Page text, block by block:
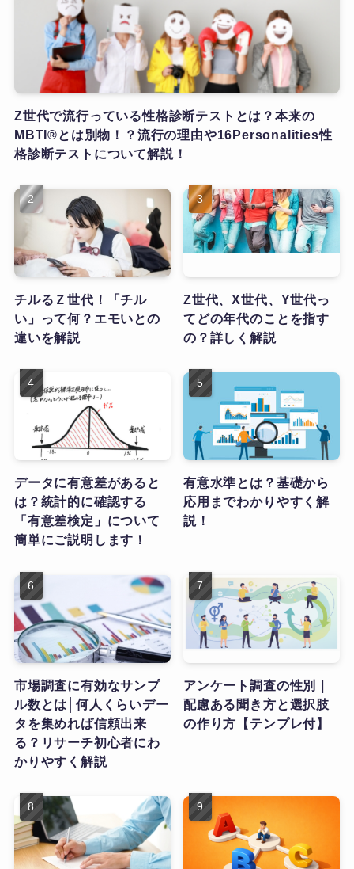
Z世代で流行っている性格診断テストとは？本来の
MBTI®とは別物！？流行の理由や16Personalities性
格診断テストについて解説！
チルるＺ世代！「チル
い」って何？エモいとの
違いを解説
Z世代、X世代、Y世代っ
てどの年代のことを指す
の？詳しく解説
データに有意差があると
は？統計的に確認する
「有意差検定」について
簡単にご説明します！
有意水準とは？基礎から
応用までわかりやすく解
説！
市場調査に有効なサンプ
ル数とは│何人くらいデー
タを集めれば信頼出来
る？リサーチ初心者にわ
かりやすく解説
アンケート調査の性別｜
配慮ある聞き方と選択肢
の作り方【テンプレ付】